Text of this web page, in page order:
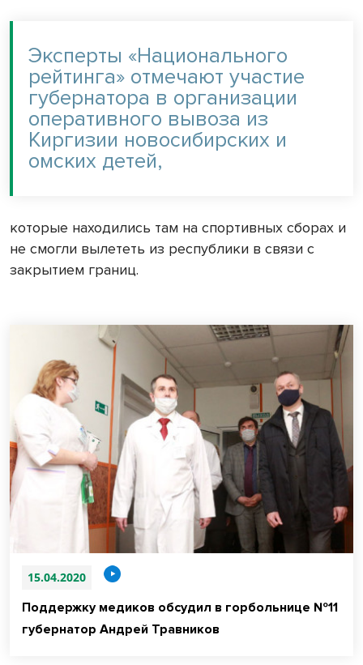
Эксперты «Национального
рейтинга» отмечают участие
губернатора в организации
оперативного вывоза из
Киргизии новосибирских и
омских детей,
которые находились там на спортивных сборах и
не смогли вылететь из республики в связи с
закрытием границ.
15.04.2020
Поддержку медиков обсудил в горбольнице №11
губернатор Андрей Травников